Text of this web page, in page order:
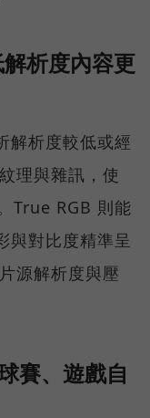
析度內容更
解析度較低或經
理與雜訊，使
True RGB 則能
與對比度精準呈
源解析度與壓
賽、遊戲自